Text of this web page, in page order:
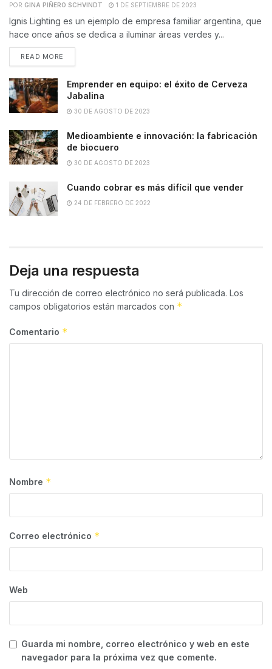
POR GINA PIÑERO SCHVINDT 1 DE SEPTIEMBRE DE 2023
Ignis Lighting es un ejemplo de empresa familiar argentina, que
hace once años se dedica a iluminar áreas verdes y...
READ MORE
Emprender en equipo: el éxito de Cerveza
Jabalina
30 DE AGOSTO DE 2023
Medioambiente e innovación: la fabricación
de biocuero
30 DE AGOSTO DE 2023
Cuando cobrar es más difícil que vender
24 DE FEBRERO DE 2022
Deja una respuesta
Tu dirección de correo electrónico no será publicada. Los
campos obligatorios están marcados con *
Comentario *
Nombre *
Correo electrónico *
Web
Guarda mi nombre, correo electrónico y web en este
navegador para la próxima vez que comente.